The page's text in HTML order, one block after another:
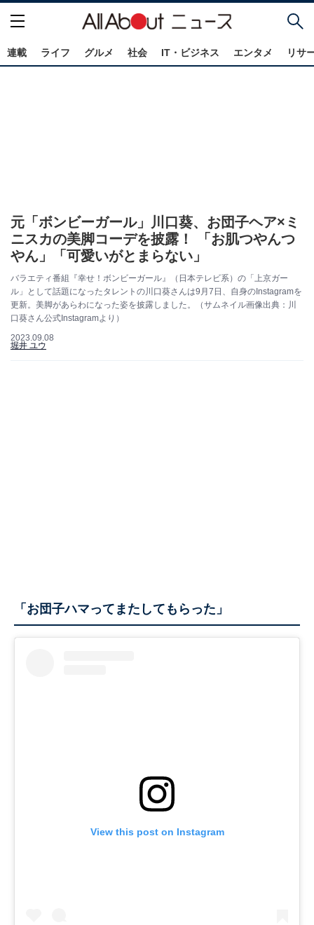
連載 ライフ グルメ 社会 IT・ビジネス エンタメ リサ
元「ボンビーガール」川口葵、お団子ヘア×ミ
ニスカの美脚コーデを披露！ 「お肌つやんつ
やん」「可愛いがとまらない」
バラエティ番組『幸せ！ボンビーガール』（日本テレビ系）の「上京ガー
ル」として話題になったタレントの川口葵さんは9月7日、自身のInstagramを
更新。美脚があらわになった姿を披露しました。（サムネイル画像出典：川
口葵さん公式Instagramより）
2023.09.08
堀井 ユウ
「お団子ハマってまたしてもらった」
View this post on Instagram